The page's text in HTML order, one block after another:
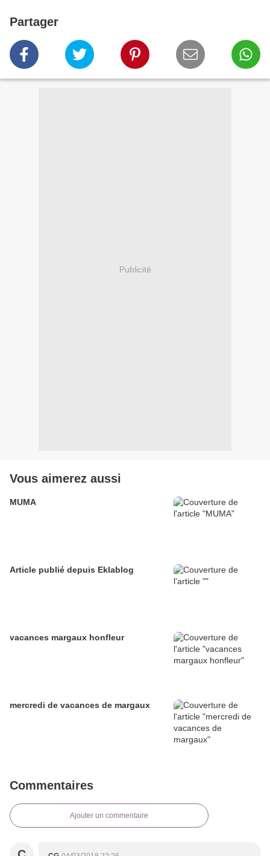
Partager
Publicité
Vous aimerez aussi
MUMA
Article publié depuis Eklablog
vacances margaux honfleur
mercredi de vacances de margaux
Commentaires
Ajouter un commentaire